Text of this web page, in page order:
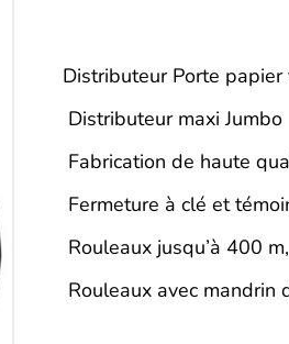
Distributeur Porte
Distributeur maxi Jumbo
Fabrication de haute
Fermeture à clé et
Rouleaux jusqu’à 400
Rouleaux avec